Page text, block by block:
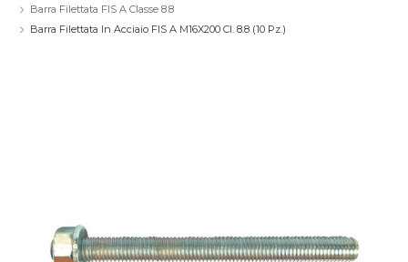
Barra Filettata FIS A Classe 8.8
Barra Filettata In Acciaio FIS A M16X200 Cl. 8.8 (10 Pz.)